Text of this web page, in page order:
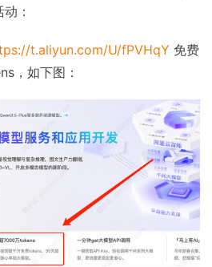
：
t.aliyun.com/U/fPVHqY 免费
，如下图：